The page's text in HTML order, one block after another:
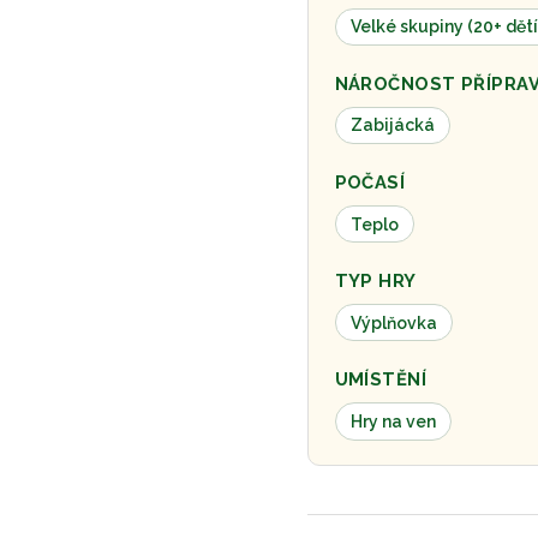
Velké skupiny (20+
NÁROČNOST
Zabijácká
POČASÍ
Teplo
TYP HRY
Výplňovka
UMÍSTĚNÍ
Hry na ven